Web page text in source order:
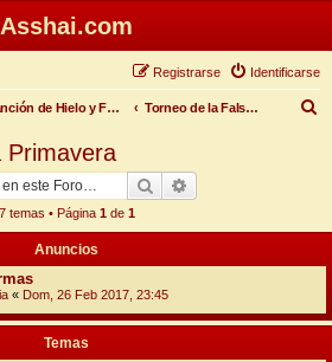
Asshai.com
Identificarse
Registrarse
Canción de Hielo y Fuego Torneo de la Falsa Primavera
Primavera
Buscar
7 temas • Página 1de 1
Anuncios
« Dom, 26 Feb 2017, 23:45
Temas